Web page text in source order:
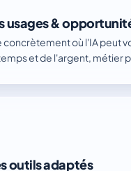
usages &
concrètement où l'IA peut
et de l'argent, métier
outils adaptés